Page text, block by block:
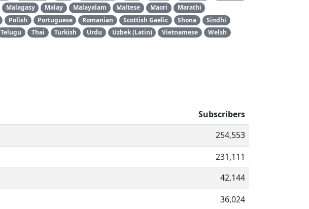
Malagasy Malay Malayalam Maltese Maori
Marathi
Polish Portuguese Romanian Scottish Gaelic Shona
Sindhi
Telugu Thai Turkish Urdu Uzbek (Latin) Vietnamese
Welsh
Subscribers
254,553
231,111
42,144
36,024